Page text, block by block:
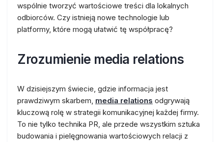
wspólnie tworzyć wartościowe treści dla lokalnych
odbiorców. Czy istnieją nowe technologie lub
platformy, które mogą ułatwić tę współpracę?
Zrozumienie media relations
W dzisiejszym świecie, gdzie informacja jest
prawdziwym skarbem, media relations odgrywają
kluczową rolę w strategii komunikacyjnej każdej firmy.
To nie tylko technika PR, ale przede wszystkim sztuka
budowania i pielęgnowania wartościowych relacji z